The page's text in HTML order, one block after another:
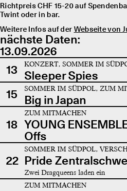
Richtpreis CHF 15-20 auf
Twint oder in bar.
Weitere Infos auf der Webseite von
nächste Daten:
13.09.2026
13
KONZERT, SOMMER IM
Sleeper Spies
15
SOMMER IM SÜDPOL, ZUM
Big in Japan
18
ZUM MITMACHEN
YOUNG
Offs
22
SOMMER IM SÜDPOL,
Pride
Zwei Dragqueens laden ein
ZUM MITMACHEN